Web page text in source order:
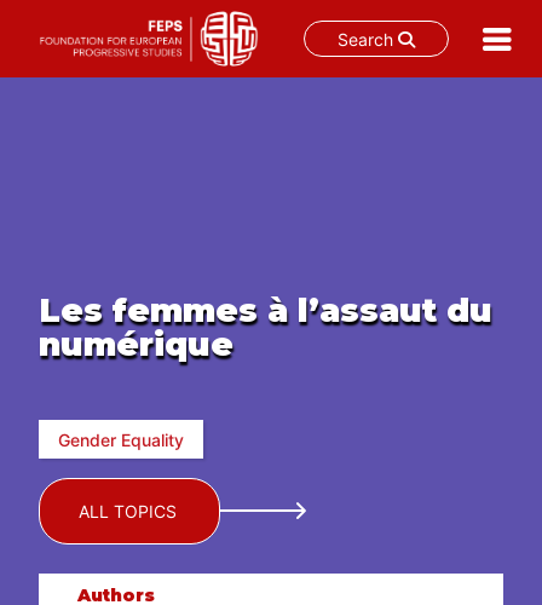
Search
Les femmes à l’assaut du
numérique
Gender Equality
ALL TOPICS
Authors